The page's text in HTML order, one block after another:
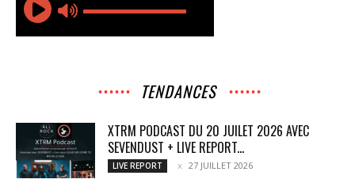
TENDANCES
XTRM PODCAST DU 20 JUILET 2026 AVEC
SEVENDUST + LIVE REPORT...
LIVE REPORT 27 JUILLET 2026